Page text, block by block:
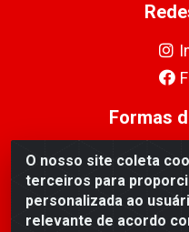
O nosso site coleta
terceiros para
personalizada ao
relevante de acordo
Formas
Ricopeças Comércio de